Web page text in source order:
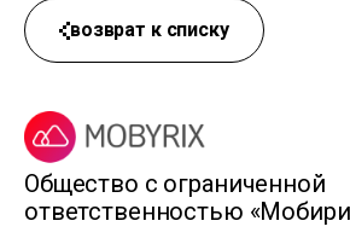
Общество с ограниченной
ответственностью
возврат к списку